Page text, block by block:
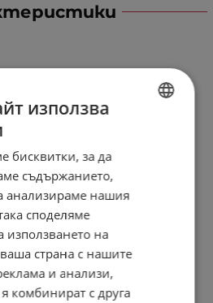
използва
бисквитки, за да
съдържанието,
анализираме нашия
споделяме
използването на
страна с нашите
и анализи,
комбинират с друга